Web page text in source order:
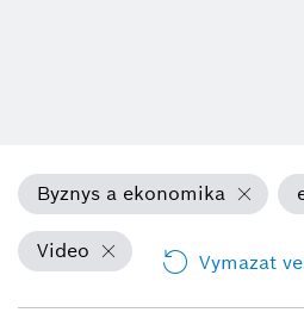
Byznys a ekonomika
Video Vymazat